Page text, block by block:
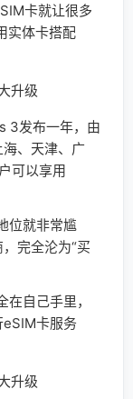
卡就让很多
实体卡搭配
发布一年，由
、天津、广
可以享用
位就非常尴
完全沦为“买
自己手里，
eSIM卡服务